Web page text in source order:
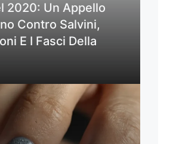
2020: Un Appello
Contro Salvini,
E I Fasci Della